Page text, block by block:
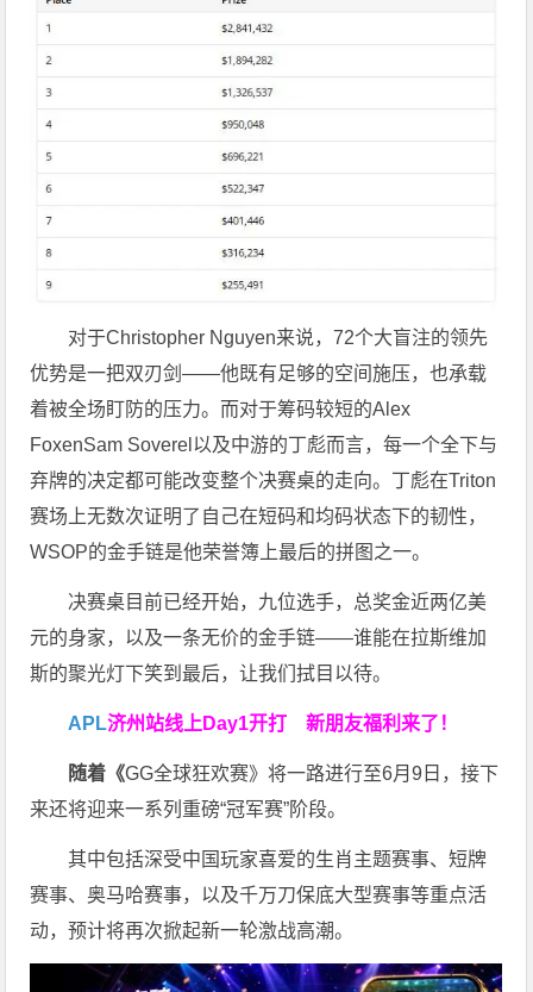
对于Christopher Nguyen来说，72个大盲注的领先
优势是一把双刃剑——他既有足够的空间施压，也承载
着被全场盯防的压力。而对于筹码较短的Alex
FoxenSam Soverel以及中游的丁彪而言，每一个全下与
弃牌的决定都可能改变整个决赛桌的走向。丁彪在Triton
赛场上无数次证明了自己在短码和均码状态下的韧性，
WSOP的金手链是他荣誉簿上最后的拼图之一。
决赛桌目前已经开始，九位选手，总奖金近两亿美
元的身家，以及一条无价的金手链——谁能在拉斯维加
斯的聚光灯下笑到最后，让我们拭目以待。
APL济州站线上Day1开打新朋友福利来了！
随着《GG全球狂欢赛》将一路进行至6月9日，接下
来还将迎来一系列重磅“冠军赛”阶段。
其中包括深受中国玩家喜爱的生肖主题赛事、短牌
赛事、奥马哈赛事，以及千万刀保底大型赛事等重点活
动，预计将再次掀起新一轮激战高潮。